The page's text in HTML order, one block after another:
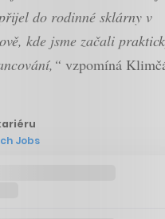
do rodinné sklárny v
kde jsme začali
vzpomíná
Jobs